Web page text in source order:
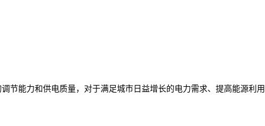
节能力和供电质量，对于满足城市日益增长的电力需求、提高能源利用